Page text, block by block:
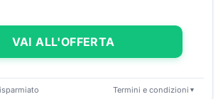
VAI ALL'OFFERTA
Termini e condizioni ▼